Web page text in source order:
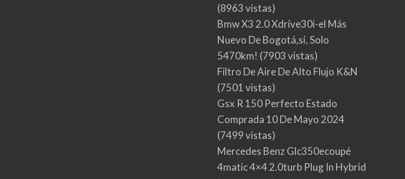
(8963 vistas)
Bmw X3 2.0 Xdrive30i-el Más
Nuevo De Bogotá,sí, Solo
5470km! (7903 vistas)
Filtro De Aire De Alto Flujo K&N
(7501 vistas)
Gsx R 150 Perfecto Estado
Comprada 10 De Mayo 2024
(7499 vistas)
Mercedes Benz Glc350ecoupé
4matic 4×4 2.0turb Plug In Hybrid